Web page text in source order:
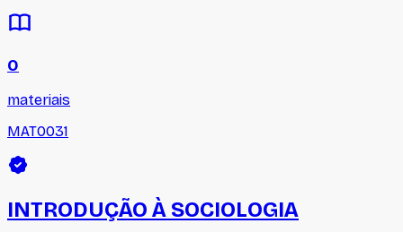
0
materiais
MAT0031
INTRODUÇÃO À SOCIOLOGIA